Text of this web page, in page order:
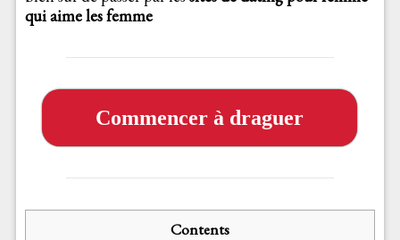
qui aime les femme
Commencer à draguer
Contents